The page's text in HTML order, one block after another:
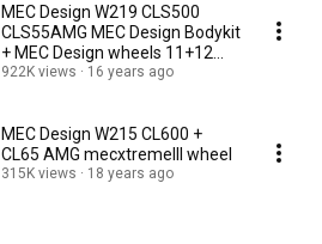
MEC Design W219 CLS500
CLS55AMG MEC Design Bodykit
+ MEC Design wheels 11+12
satin black
922K views 16 years ago
MEC Design W215 CL600 +
CL65 AMG mecxtremeIII wheel
315K views 18 years ago